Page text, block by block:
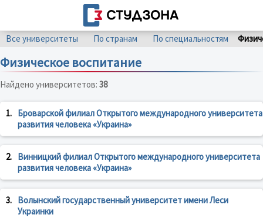
Все университеты По странам По специальностям
Физическое воспитание
Найдено университетов: 38
1.
Броварской филиал Открытого международного университета
развития человека «Украина»
2.
Винницкий филиал Открытого международного университета
развития человека «Украина»
3.
Волынский государственный университет имени Леси
Украинки